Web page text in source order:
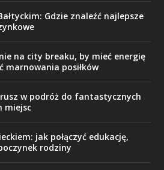
Gdzie znaleźć najlepsze
na city breaku, by mieć energię
marnowania posiłków
w podróż do fantastycznych
miejsc
jak połączyć edukację,
rodziny